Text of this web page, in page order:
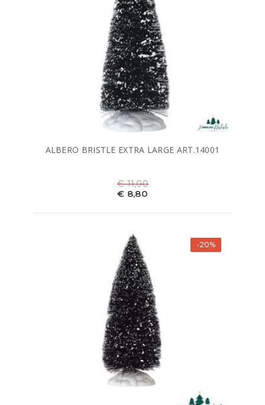
ALBERO BRISTLE EXTRA LARGE ART.14001
€ 11,00
€ 8,80
-20%